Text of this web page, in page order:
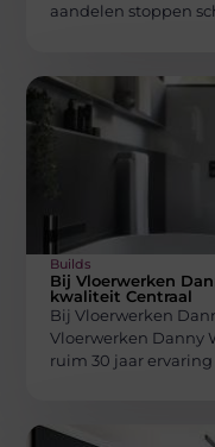
aandelen stoppen
Builds
Bij Vloerwerken
kwaliteit Centraal
Bij Vloerwerken
Vloerwerken Danny
ruim 30 jaar